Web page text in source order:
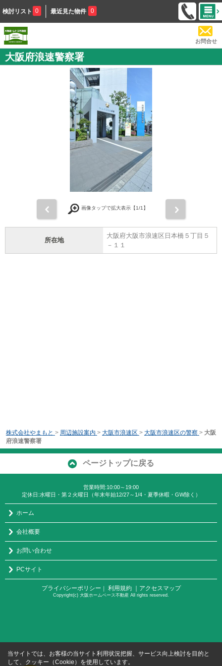
検討リスト 0 最近見た物件 0
お問合せ
大阪府浪速警察署
画像タップで拡大表示【1/1】
所在地
大阪府大阪市浪速区日本橋５丁目５
－１１
株式会社やまもと > 周辺施設案内 > 大阪市浪速区 > 大阪市浪速区の警察 > 大阪
府浪速警察署
ページトップに戻る
営業時間:10:00～19:00
定休日:水曜日・第２火曜日（年末年始12/27～1/4・夏季休暇・GW除く）
ホーム
会社概要
お問い合わせ
PCサイト
プライバシーポリシー ｜ 利用規約 ｜アクセスマップ
Copyright(c) 大阪ホームベース不動産 All rights reserved.
当サイトでは、お客様の当サイト利用状況把握、サービス向上検討を目的と
して、クッキー（Cookie）を使用しています。